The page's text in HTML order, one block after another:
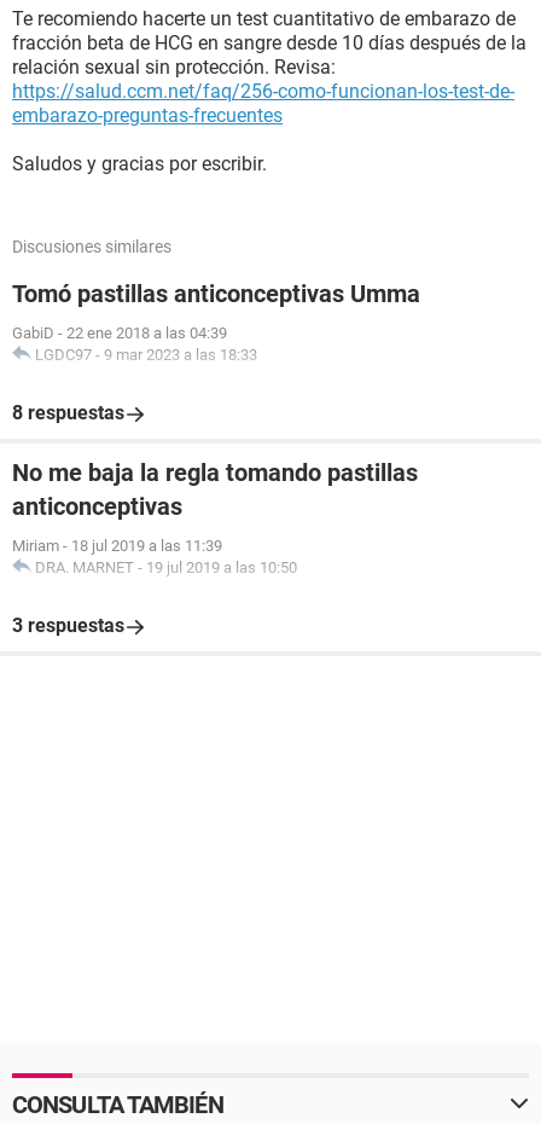
Te recomiendo hacerte un test cuantitativo de embarazo de
fracción beta de HCG en sangre desde 10 días después de la
relación sexual sin protección. Revisa:
https://salud.ccm.net/faq/256-como-funcionan-los-test-de-
embarazo-preguntas-frecuentes
Saludos y gracias por escribir.
Discusiones similares
Tomó pastillas anticonceptivas Umma
GabiD - 22 ene 2018 a las 04:39
LGDC97 - 9 mar 2023 a las 18:33
8 respuestas
No me baja la regla tomando pastillas
anticonceptivas
Miriam - 18 jul 2019 a las 11:39
DRA. MARNET - 19 jul 2019 a las 10:50
3 respuestas
CONSULTA TAMBIÉN